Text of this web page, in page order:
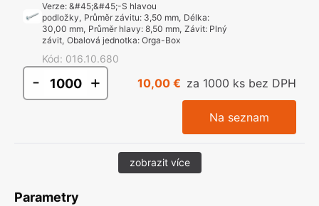
Verze:&#45;&#45;-S hlavou
podložky, Průměr závitu: 3,50 mm, Délka:
30,00 mm, Průměr hlavy:8,50 mm, Závit: Plný
závit, Obalová jednotka:Orga-Box
Kód: 016.10.680
- + 10,00 € za 1000 ks bez DPH
Na seznam
zobrazit více
Parametry